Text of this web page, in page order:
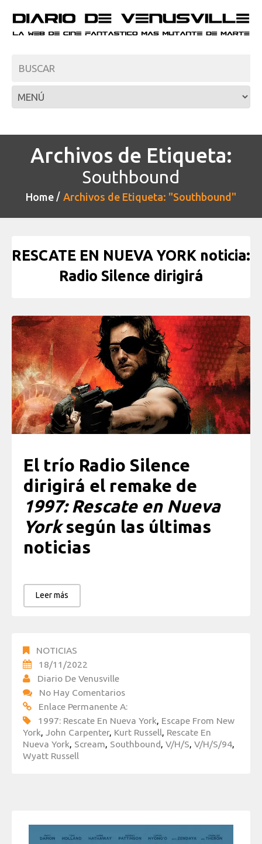
Archivos de Etiqueta:
Southbound
Home Archivos de Etiqueta: "Southbound"
RESCATE EN NUEVA YORK noticia:
Radio Silence dirigirá
El trío Radio Silence
dirigirá el remake de
1997: Rescate en Nueva
Yorksegún las últimas
noticias
Leer más
NOTICIAS
18/11/2022
Diario De Venusville
No Hay Comentarios
Enlace Permanente A:
1997: Rescate En Nueva York, Escape From New
York, John Carpenter, Kurt Russell, Rescate En
Nueva York, Scream, Southbound, V/H/S, V/H/S/94,
Wyatt Russell